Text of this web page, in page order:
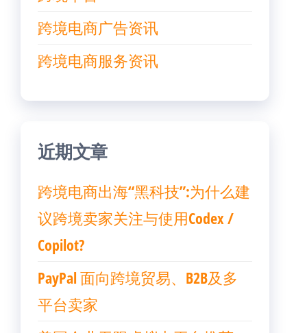
跨境电商广告资讯
跨境电商服务资讯
近期文章
跨境电商出海“黑科技”:为什么建
议跨境卖家关注与使用Codex /
Copilot?
PayPal 面向跨境贸易、B2B及多
平台卖家